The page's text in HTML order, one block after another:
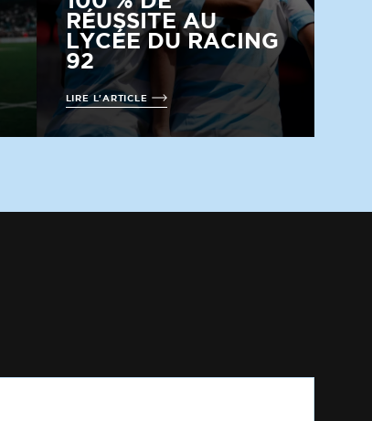
RÉUSSITE AU
LYCÉE DU RACING
92
LIRE L'ARTICLE